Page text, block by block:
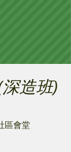
造班)
區會堂